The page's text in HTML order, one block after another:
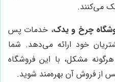
می‌کنند.
چرخ و یدک، خدمات پس
خود ارائه می‌دهد. شما
مشکل، با این فروشگاه
از فروش آن بهره‌مند شوید.